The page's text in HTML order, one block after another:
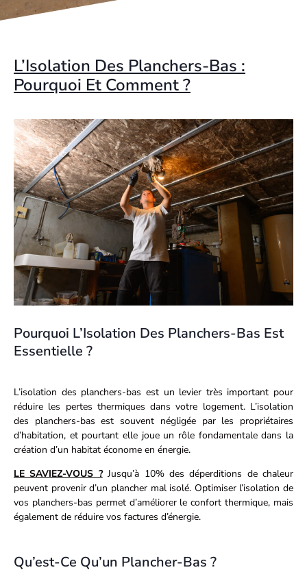
L’Isolation Des Planchers-Bas :
Pourquoi Et Comment ?
Pourquoi L’Isolation Des Planchers-Bas Est
Essentielle ?
L’isolation des planchers-bas est un levier très important pour
réduire les pertes thermiques dans votre logement. L’isolation
des planchers-bas est souvent négligée par les propriétaires
d’habitation, et pourtant elle joue un rôle fondamentale dans la
création d’un habitat économe en énergie.
LE SAVIEZ-VOUS ?Jusqu’à 10% des déperditions de chaleur
peuvent provenir d’un plancher mal isolé. Optimiser l’isolation de
vos planchers-bas permet d’améliorer le confort thermique, mais
également de réduire vos factures d’énergie.
Qu’est-Ce Qu’un Plancher-Bas ?